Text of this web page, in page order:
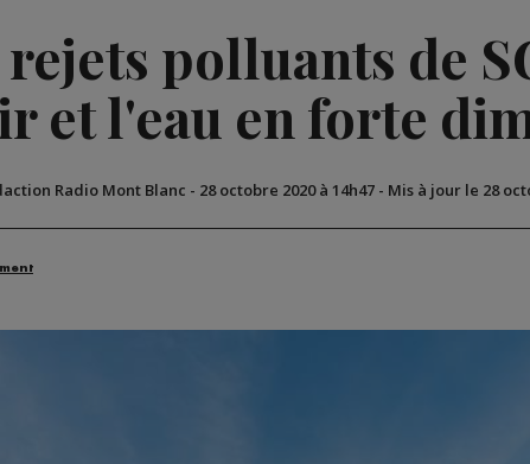
rejets polluants de
et l'eau en forte
Radio Mont Blanc - 28 octobre 2020 à 14h47- Mis à jour le 28